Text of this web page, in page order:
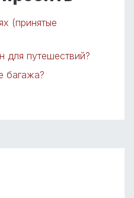
(принятые
для путешествий?
багажа?